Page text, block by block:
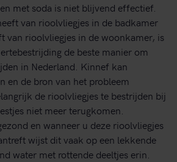
met soda is niet blijvend effectief.
van rioolvliegjes in de badkamer
van rioolvliegjes in de woonkamer, is
de beste manier om
in Nederland. Kinnef kan
en de bron van het probleem
de rioolvliegjes te bestrijden bij
niet meer terugkomen.
en wanneer u deze rioolvliegjes
wijst dit vaak op een lekkende
water met rottende deeltjes erin.